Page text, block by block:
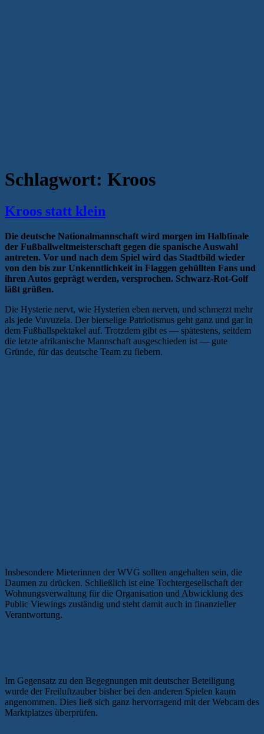
Schlagwort: Kroos
Kroos statt klein
Die deutsche Nationalmannschaft wird morgen im Halbfinale
der Fußballweltmeisterschaft gegen die spanische Auswahl
antreten. Vor und nach dem Spiel wird das Stadtbild wieder
von den bis zur Unkenntlichkeit in Flaggen gehüllten Fans und
ihren Autos geprägt werden, versprochen. Schwarz-Rot-Golf
läßt grüßen.
Die Hysterie nervt, wie Hysterien eben nerven, und schmerzt mehr
als jede Vuvuzela. Der bierselige Patriotismus geht ganz und gar in
dem Fußballspektakel auf. Trotzdem gibt es — spätestens, seitdem
die letzte afrikanische Mannschaft ausgeschieden ist — gute
Gründe, für das deutsche Team zu fiebern.
Insbesondere Mieterinnen der WVG sollten angehalten sein, die
Daumen zu drücken. Schließlich ist eine Tochtergesellschaft der
Wohnungsverwaltung für die Organisation und Abwicklung des
Public Viewings zuständig und steht damit auch in finanzieller
Verantwortung.
Im Gegensatz zu den Begegnungen mit deutscher Beteiligung
wurde der Freiluftzauber bisher bei den anderen Spielen kaum
angenommen. Dies ließ sich ganz hervorragend mit der Webcam des
Marktplatzes überprüfen.